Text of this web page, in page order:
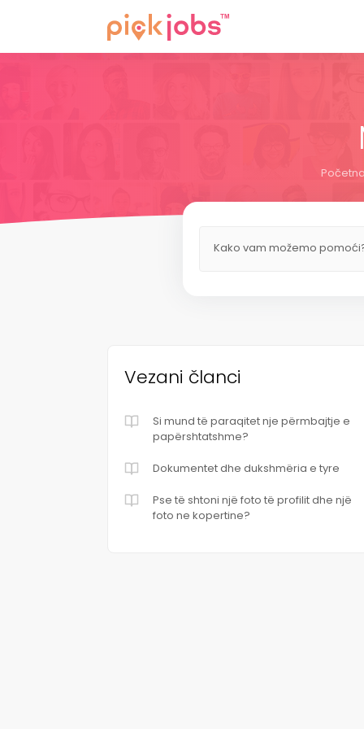
Kako vam možemo
Vezani članci
Si mund të paraqitet nje përmbajtje e
papërshtatshme?
Dokumentet dhe dukshmëria e tyre
Pse të shtoni një foto të profilit dhe një
foto ne kopertine?